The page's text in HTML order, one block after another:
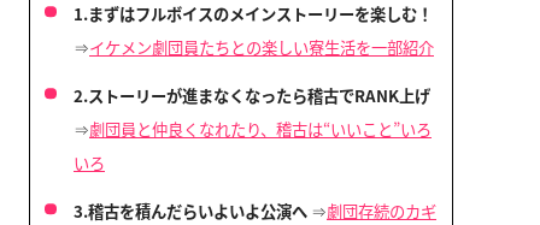
1.まずはフルボイスのメインストーリーを楽しむ！
⇒イケメン劇団員たちとの楽しい寮生活を一部紹介
2.ストーリーが進まなくなったら稽古でRANK上げ
⇒劇団員と仲良くなれたり、稽古は“いいこと”いろ
いろ
3.稽古を積んだらいよいよ公演へ ⇒劇団存続のカギ